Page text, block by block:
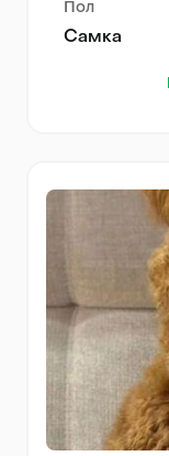
Пол
Самка